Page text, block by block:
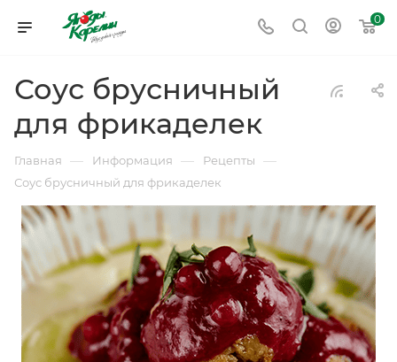
0
Соус брусничный
для фрикаделек
Главная — Информация — Рецепты —
Соус брусничный для фрикаделек